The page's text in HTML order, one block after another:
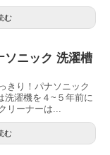
む
ソニック 洗濯槽
きり！パナソニック
洗濯機を４~５年前に
リーナーは...
む